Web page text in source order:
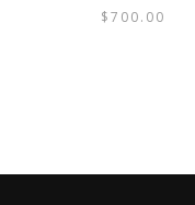
$700.00